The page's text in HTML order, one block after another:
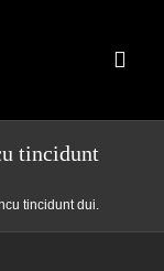
tincidunt
tincidunt dui.